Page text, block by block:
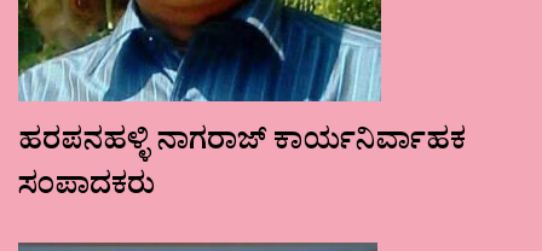
ಹರಪನಹಳ್ಳಿ ನಾಗರಾಜ್ ಕಾರ್ಯನಿರ್ವಾಹಕ
ಸಂಪಾದಕರು